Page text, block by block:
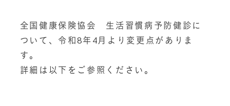
全国健康保険協会　生活習慣病予防健診に
ついて、令和8年4月より変更点がありま
す。
詳細は以下をご参照ください。